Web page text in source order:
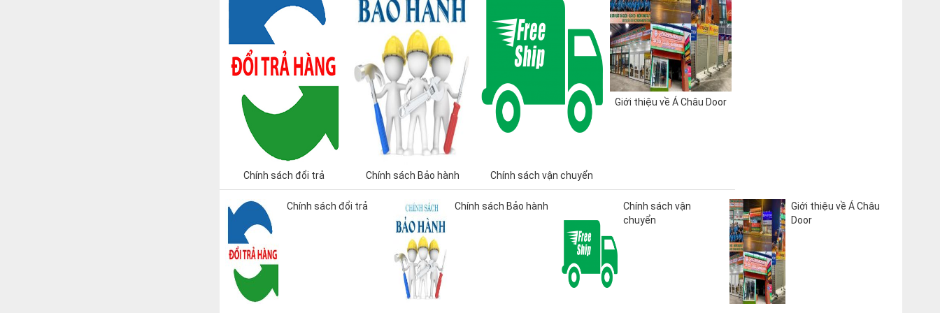
Chính sách đổi trả Chính sách Bảo hành Chính sách vận chuyển
Giới thiệu về Á Châu Door
Chính sách đổi trả Chính sách Bảo hành
Chính sách vận
chuyển
Giới thiệu về Á Châu
Door